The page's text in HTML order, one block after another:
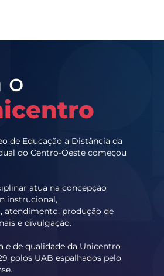
o
de Educação a Distância da
do Centro-Oeste começou
atua na concepção
instrucional,
atendimento, produção de
e divulgação.
e de qualidade da Unicentro
polos UAB espalhados pelo